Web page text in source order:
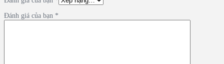
Đánh giá của bạn *